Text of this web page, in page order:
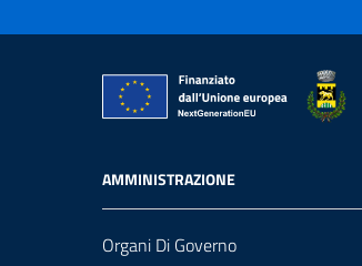
AMMINISTRAZIONE
Organi Di Governo